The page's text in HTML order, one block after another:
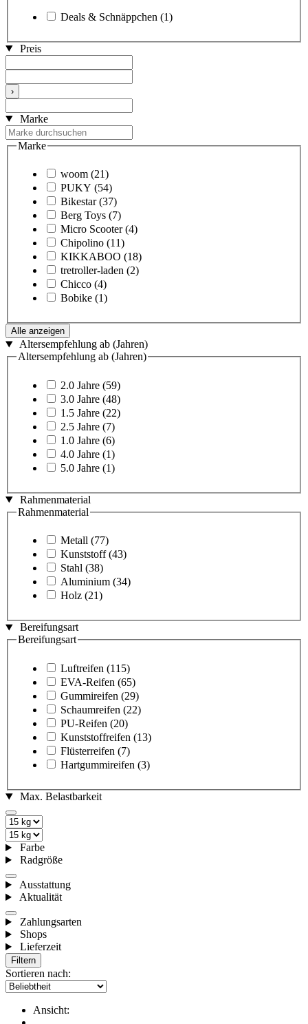
Deals & Schnäppchen (1)
Preis
›
Marke
Marke
woom (21)
PUKY (54)
Bikestar (37)
Berg Toys (7)
Micro Scooter (4)
Chipolino (11)
KIKKABOO (18)
tretroller-laden (2)
Chicco (4)
Bobike (1)
Alle anzeigen
Altersempfehlung ab (Jahren)
Altersempfehlung ab (Jahren)
2.0 Jahre (59)
3.0 Jahre (48)
1.5 Jahre (22)
2.5 Jahre (7)
1.0 Jahre (6)
4.0 Jahre (1)
5.0 Jahre (1)
Rahmenmaterial
Rahmenmaterial
Metall (77)
Kunststoff (43)
Stahl (38)
Aluminium (34)
Holz (21)
Bereifungsart
Bereifungsart
Luftreifen (115)
EVA-Reifen (65)
Gummireifen (29)
Schaumreifen (22)
PU-Reifen (20)
Kunststoffreifen (13)
Flüsterreifen (7)
Hartgummireifen (3)
Max. Belastbarkeit
Farbe
Radgröße
Ausstattung
Aktualität
Zahlungsarten
Shops
Lieferzeit
Filtern
Sortieren nach:
Ansicht: